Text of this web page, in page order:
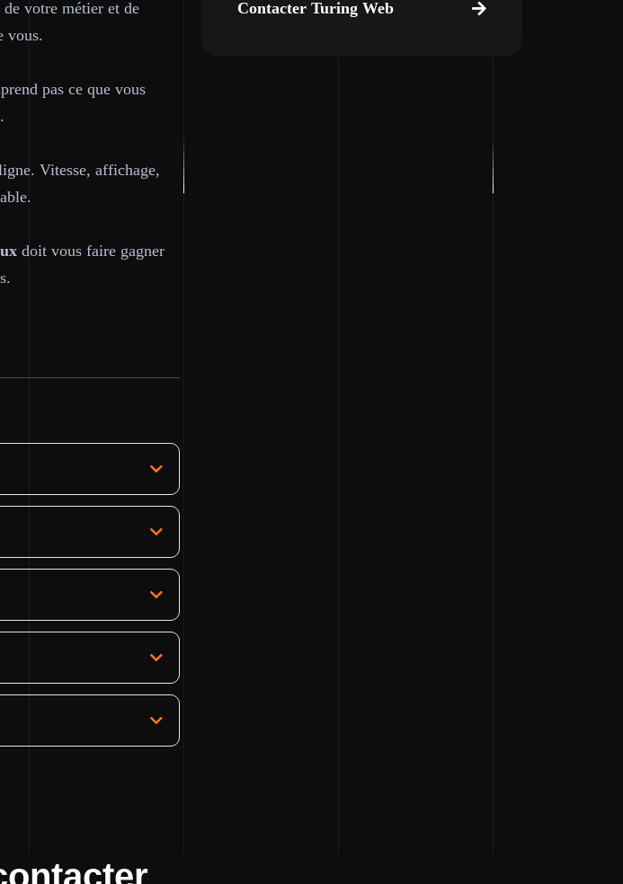
votre métier et de
vous.
pas ce que vous
Vitesse, affichage,
doit vous faire gagner
Contacter Turing Web